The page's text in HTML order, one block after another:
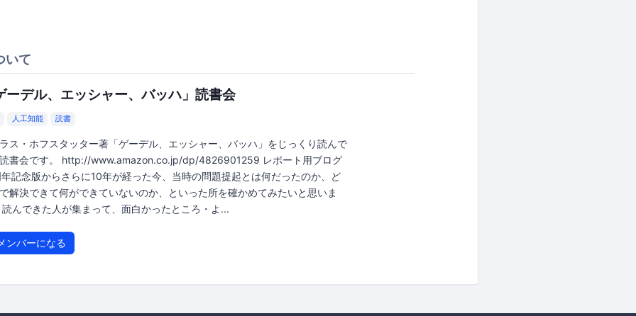
いて
ーデル、エッシャー、バッハ」読書会
人工知能 読書
ス・ホフスタッター著「ゲーデル、エッシャー、バッハ」をじっくり読んで
書会です。 http://www.amazon.co.jp/dp/4826901259 レポート用ブログ
記念版からさらに10年が経った今、当時の問題提起とは何だったのか、ど
解決できて何ができていないのか、といった所を確かめてみたいと思いま
んできた人が集まって、面白かったところ・よ...
メンバーになる